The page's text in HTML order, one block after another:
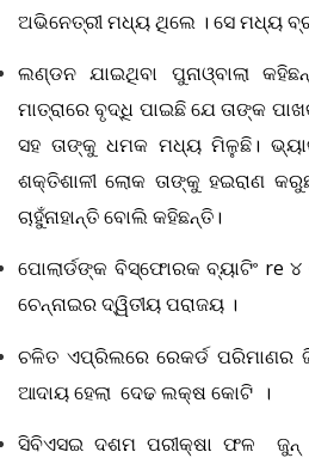
ଅଭିନେତ୍ରୀ ମଧ୍ୟ ଥିଲେ । ସେ ମଧ୍ୟ
ଲଣ୍ଡନ ଯାଇଥିବା ପୁନାଓ୍ବାଲା
ମାତ୍ରାରେ ବୃଦ୍ଧି ପାଇଛି ଯେ ତାଙ୍କ
ସହ ତାଙ୍କୁ ଧମକ ମଧ୍ୟ ମିଳୁଛି।
ଶକ୍ତିଶାଳୀ ଲୋକ ତାଙ୍କୁ ହଇରାଣ
ଚାହୁଁନାହାନ୍ତି ବୋଲି କହିଛନ୍ତି।
ପୋଲାର୍ଡଙ୍କ ବିସ୍ଫୋରକ ବ୍ୟାଟିଂ re ୪
ଚେନ୍ନାଇର ଦ୍ୱିତୀୟ ପରାଜୟ ।
ଚଳିତ ଏପ୍ରିଲରେ ରେକର୍ଡ ପରିମାଣର
ଆଦାୟ ହେଲା ଦେଢ ଲକ୍ଷ କୋଟି ।
ସିବିଏସଇ ଦଶମ ପରୀକ୍ଷା ଫଳ ଜୁନ୍